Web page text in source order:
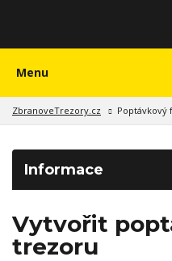
Menu
ZbranoveTrezory.cz Poptávkový
Informace
Vytvořit
trezoru